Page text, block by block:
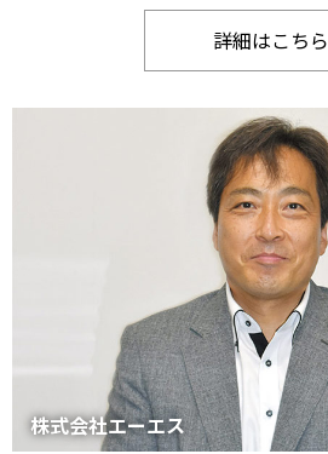
詳細はこちら
株式会社エーエス